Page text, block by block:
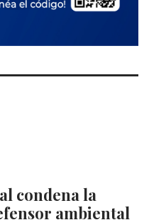
condena la
ambiental